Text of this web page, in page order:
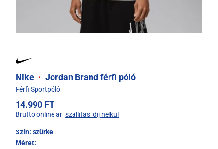
Nike · Jordan Brand férfi póló
Férfi Sportpóló
14.990 FT
Bruttó online ár szállítási díj nélkül
Szín: szürke
Méret: